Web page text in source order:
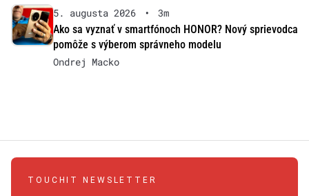
5. augusta 2026 •
3m
Ako sa vyznať v smartfónoch HONOR? Nový sprievodca
pomôže s výberom správneho modelu
Ondrej Macko
TOUCHIT NEWSLETTER